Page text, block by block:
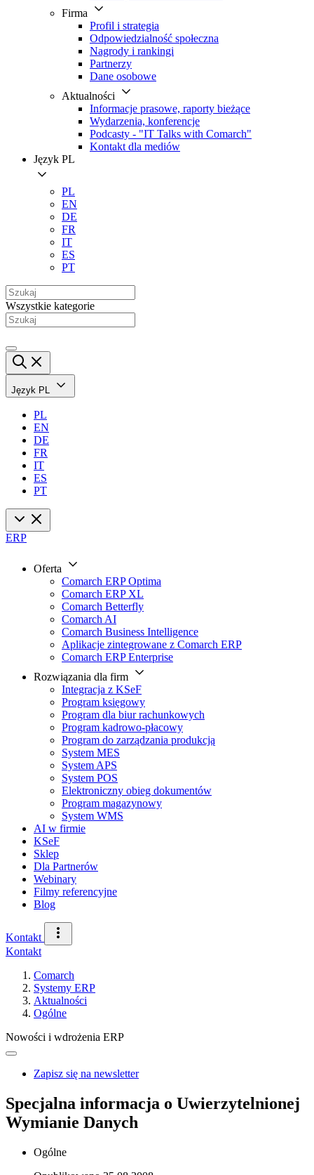
Firma
Profil i strategia
Odpowiedzialność społeczna
Nagrody i rankingi
Partnerzy
Dane osobowe
Aktualności
Informacje prasowe, raporty bieżące
Wydarzenia, konferencje
Podcasty - "IT Talks with Comarch"
Kontakt dla mediów
Język PL
PL
EN
DE
FR
IT
ES
PT
Wszystkie kategorie
Język PL
PL
EN
DE
FR
IT
ES
PT
ERP
Oferta
Comarch ERP Optima
Comarch ERP XL
Comarch Betterfly
Comarch AI
Comarch Business Intelligence
Aplikacje zintegrowane z Comarch ERP
Comarch ERP Enterprise
Rozwiązania dla firm
Integracja z KSeF
Program księgowy
Program dla biur rachunkowych
Program kadrowo-płacowy
Program do zarządzania produkcją
System MES
System APS
System POS
Elektroniczny obieg dokumentów
Program magazynowy
System WMS
AI w firmie
KSeF
Sklep
Dla Partnerów
Webinary
Filmy referencyjne
Blog
Kontakt
Kontakt
Comarch
Systemy ERP
Aktualności
Ogólne
Nowości i wdrożenia ERP
Zapisz się na newsletter
Specjalna informacja o Uwierzytelnionej
Wymianie Danych
Ogólne